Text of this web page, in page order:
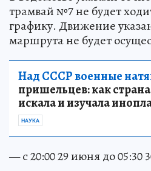
трамвай №7 не будет
графику. Движение
маршрута не будет
Над СССР военные
пришельцев: как страна
искала и изучала
НАУКА
— с 20:00 29 июня до 05:30